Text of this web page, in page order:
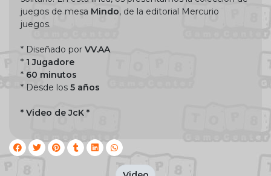
juegos de mesa Mindo, de la editorial Mercurio
juegos.
* Diseñado por VV.AA
* 1 Jugadore
* 60 minutos
* Desde los 5 años
* Video de JcK *